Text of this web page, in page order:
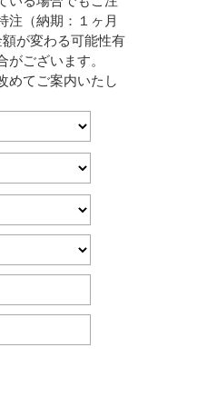
注（納期：１ヶ月
が変わる可能性有
がございます。
めてご案内いたし